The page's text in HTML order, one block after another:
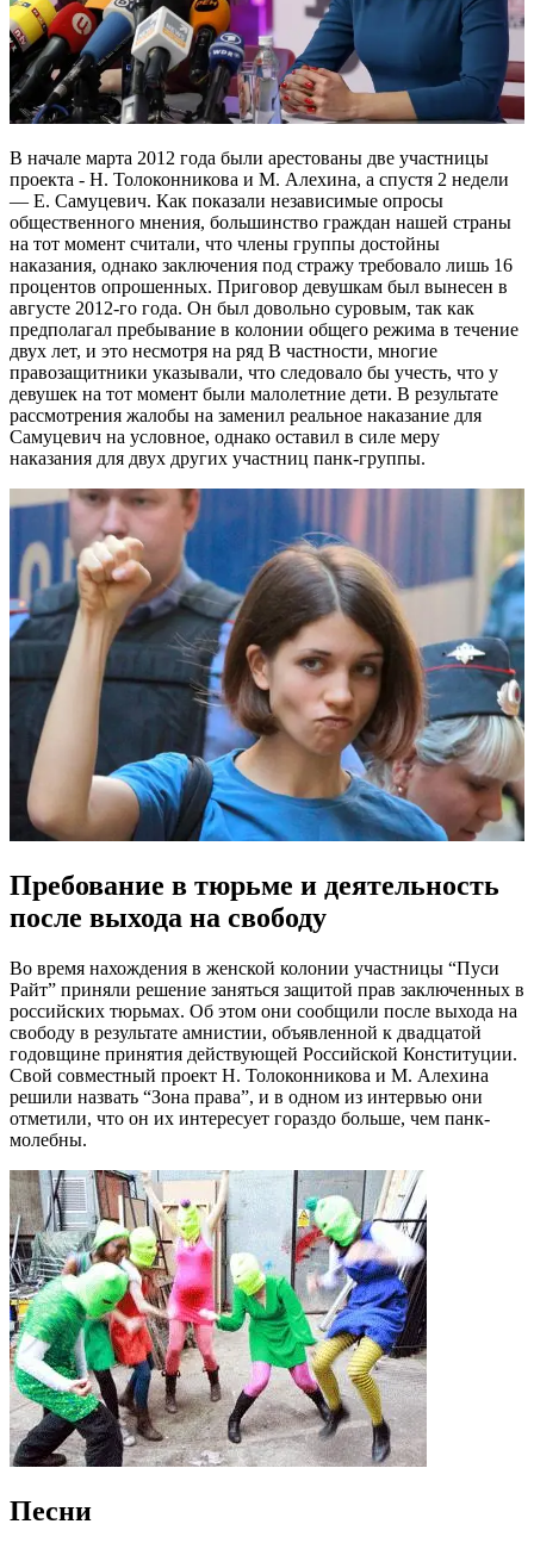
В начале марта 2012 года были арестованы две участницы
проекта - Н. Толоконникова и М. Алехина, а спустя 2 недели
— Е. Самуцевич. Как показали независимые опросы
общественного мнения, большинство граждан нашей страны
на тот момент считали, что члены группы достойны
наказания, однако заключения под стражу требовало лишь 16
процентов опрошенных. Приговор девушкам был вынесен в
августе 2012-го года. Он был довольно суровым, так как
предполагал пребывание в колонии общего режима в течение
двух лет, и это несмотря на ряд В частности, многие
правозащитники указывали, что следовало бы учесть, что у
девушек на тот момент были малолетние дети. В результате
рассмотрения жалобы на заменил реальное наказание для
Самуцевич на условное, однако оставил в силе меру
наказания для двух других участниц панк-группы.
Пребование в тюрьме и деятельность
после выхода на свободу
Во время нахождения в женской колонии участницы “Пуси
Райт” приняли решение заняться защитой прав заключенных в
российских тюрьмах. Об этом они сообщили после выхода на
свободу в результате амнистии, объявленной к двадцатой
годовщине принятия действующей Российской Конституции.
Свой совместный проект Н. Толоконникова и М. Алехина
решили назвать “Зона права”, и в одном из интервью они
отметили, что он их интересует гораздо больше, чем панк-
молебны.
Песни